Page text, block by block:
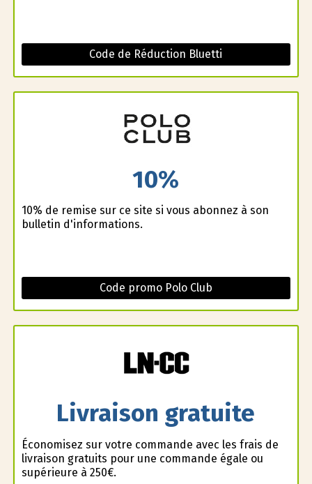
Code de Réduction Bluetti
10%
10% de remise sur ce site si vous abonnez à son
bulletin d'informations.
Code promo Polo Club
Livraison gratuite
Économisez sur votre commande avec les frais de
livraison gratuits pour une commande égale ou
supérieure à 250€.